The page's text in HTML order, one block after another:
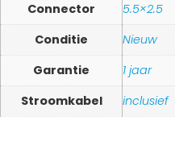
Connector
5.5×2.5
Conditie
Nieuw
Garantie
1 jaar
Stroomkabel
inclusief